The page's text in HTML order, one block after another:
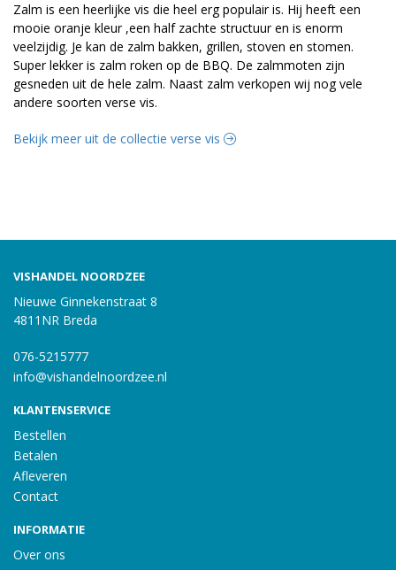
Zalm is een heerlijke vis die heel erg populair is. Hij heeft een
mooie oranje kleur ,een half zachte structuur en is enorm
veelzijdig. Je kan de zalm bakken, grillen, stoven en stomen.
Super lekker is zalm roken op de BBQ. De zalmmoten zijn
gesneden uit de hele zalm. Naast zalm verkopen wij nog vele
andere soorten verse vis.
Bekijk meer uit de collectie verse vis
VISHANDEL NOORDZEE
Nieuwe Ginnekenstraat 8
4811NR Breda
076-5215777
info@vishandelnoordzee.nl
KLANTENSERVICE
Bestellen
Betalen
Afleveren
Contact
INFORMATIE
Over ons